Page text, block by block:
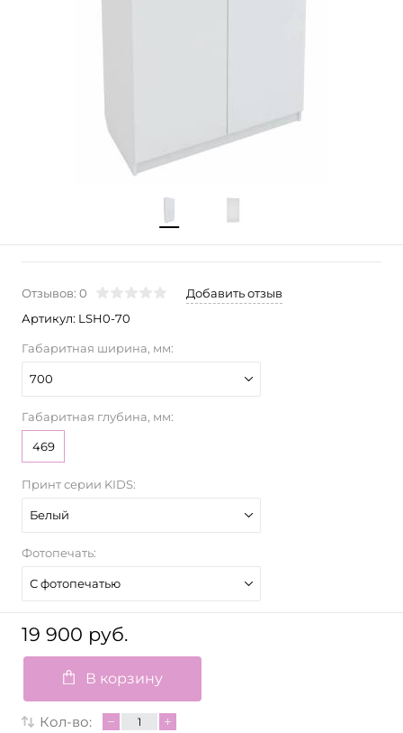
Отзывов: 0
Добавить отзыв
Артикул: LSH0-70
Габаритная ширина, мм:
700
Габаритная глубина, мм:
469
Принт серии KIDS:
Белый
Фотопечать:
С фотопечатью
19 900 руб.
В корзину
Кол-во: